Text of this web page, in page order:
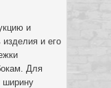
и
и его
Для
ширину